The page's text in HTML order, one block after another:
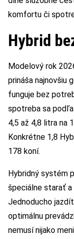
komfortu či
Hybrid
Modelový rok
prináša najnovšiu
funguje bez
spotreba sa
4,5 až 4,8 litra na
Konkrétne 1,8
178 koní.
Hybridný systém
špeciálne starať a
Jednoducho
optimálnu
nemusí nijako